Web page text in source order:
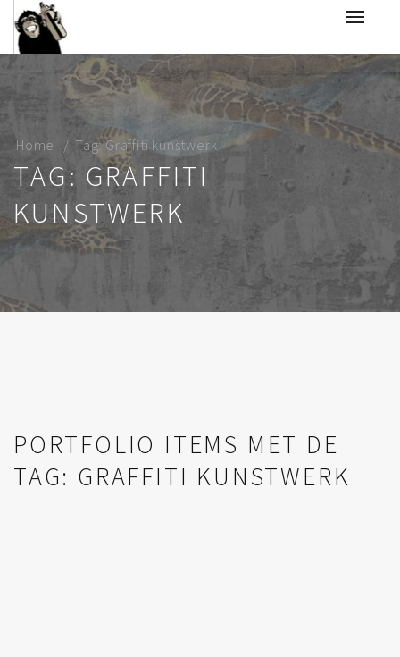
Home Tag: Graffiti kunstwerk
TAG: GRAFFITI
KUNSTWERK
PORTFOLIO ITEMS MET DE
TAG: GRAFFITI KUNSTWERK